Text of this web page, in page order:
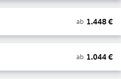
ab 1.448€
ab 1.044€